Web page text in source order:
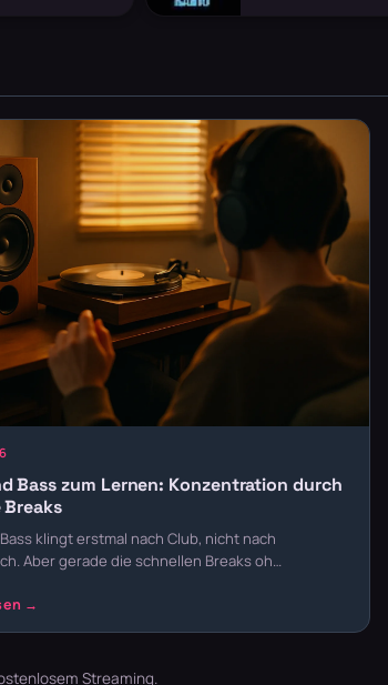
Bass zum Lernen: Konzentration durch
klingt erstmal nach Club, nicht nach
Aber gerade die schnellen Breaks oh…
Streaming.